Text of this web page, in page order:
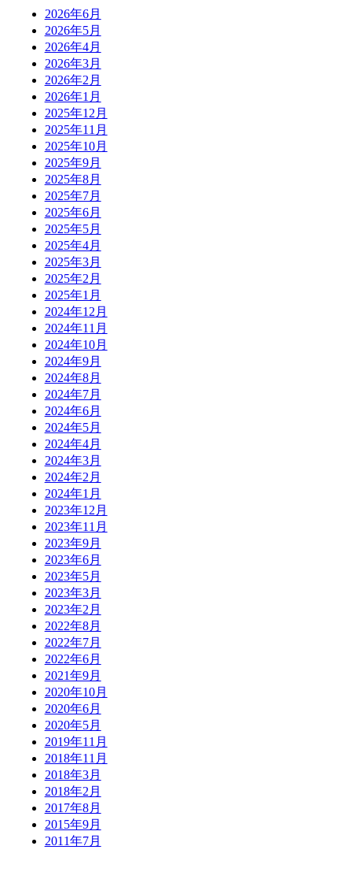
2026年6月
2026年5月
2026年4月
2026年3月
2026年2月
2026年1月
2025年12月
2025年11月
2025年10月
2025年9月
2025年8月
2025年7月
2025年6月
2025年5月
2025年4月
2025年3月
2025年2月
2025年1月
2024年12月
2024年11月
2024年10月
2024年9月
2024年8月
2024年7月
2024年6月
2024年5月
2024年4月
2024年3月
2024年2月
2024年1月
2023年12月
2023年11月
2023年9月
2023年6月
2023年5月
2023年3月
2023年2月
2022年8月
2022年7月
2022年6月
2021年9月
2020年10月
2020年6月
2020年5月
2019年11月
2018年11月
2018年3月
2018年2月
2017年8月
2015年9月
2011年7月